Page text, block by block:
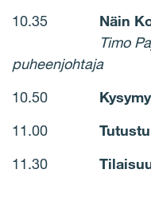
10.35 Näin
Timo
puheenjohtaja
10.50
11.00
11.30